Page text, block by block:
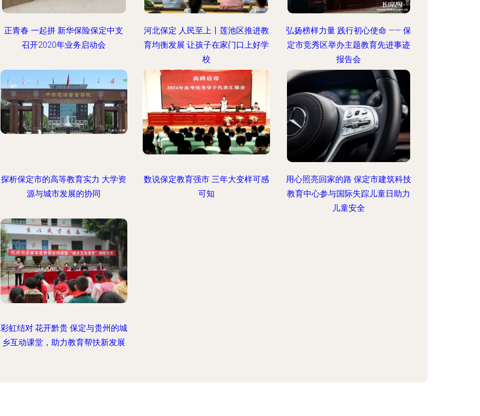
正青春 一起拼 新华保险保定中支
召开2020年业务启动会
河北保定 人民至上丨莲池区推进教
育均衡发展 让孩子在家门口上好学
校
弘扬榜样力量 践行初心使命 —— 保
定市竞秀区举办主题教育先进事迹
报告会
探析保定市的高等教育实力 大学资
源与城市发展的协同
数说保定教育强市 三年大变样可感
可知
用心照亮回家的路 保定市建筑科技
教育中心参与国际失踪儿童日助力
儿童安全
彩虹结对·花开黔贵 保定与贵州的城
乡互动课堂，助力教育帮扶新发展